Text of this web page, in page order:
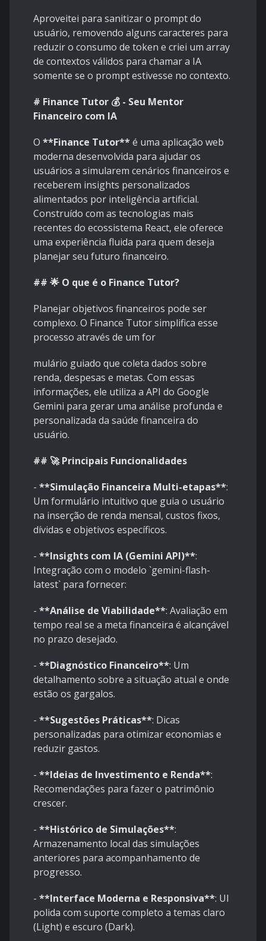
Aproveitei para sanitizar o prompt do
usuário, removendo alguns caracteres para
reduzir o consumo de token e criei um array
de contextos válidos para chamar a IA
somente se o prompt estivesse no contexto.
# Finance Tutor 💰 - Seu Mentor
Financeiro com IA
O **Finance Tutor**é uma aplicação web
moderna desenvolvida para ajudar os
usuários a simularem cenários financeiros e
receberem insights personalizados
alimentados por inteligência artificial.
Construído com as tecnologias mais
recentes do ecossistema React, ele oferece
uma experiência fluida para quem deseja
planejar seu futuro financeiro.
## 🌟 O que é o Finance Tutor?
Planejar objetivos financeiros pode ser
complexo. O Finance Tutor simplifica esse
processo através de um for
mulário guiado que coleta dados sobre
renda, despesas e metas. Com essas
informações, ele utiliza a API do Google
Gemini para gerar uma análise profunda e
personalizada da saúde financeira do
usuário.
## 🚀 Principais Funcionalidades
- **Simulação Financeira Multi-etapas**:
Um formulário intuitivo que guia o usuário
na inserção de renda mensal, custos fixos,
dívidas e objetivos específicos.
- **Insights com IA (Gemini API)**:
Integração com o modelo `gemini-flash-
latest` para fornecer:
- **Análise de Viabilidade**: Avaliação em
tempo real se a meta financeira é alcançável
no prazo desejado.
- **Diagnóstico Financeiro**: Um
detalhamento sobre a situação atual e onde
estão os gargalos.
- **Sugestões Práticas**: Dicas
personalizadas para otimizar economias e
reduzir gastos.
- **Ideias de Investimento e Renda**:
Recomendações para fazer o patrimônio
crescer.
- **Histórico de Simulações**:
Armazenamento local das simulações
anteriores para acompanhamento de
progresso.
- **Interface Moderna e Responsiva**: UI
polida com suporte completo a temas claro
(Light) e escuro (Dark).